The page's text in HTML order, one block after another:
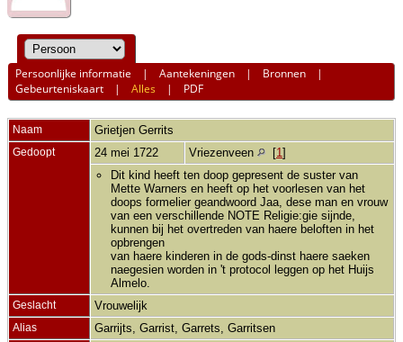
Persoonlijke informatie |Aantekeningen | Bronnen |
Gebeurteniskaart |Alles | PDF
Naam Grietjen Gerrits
Gedoopt 24 mei 1722 Vriezenveen [1 ]
Dit kind heeft ten doop gepresent de suster van
Mette Warners en heeft op het voorlesen van het
doops formelier geandwoord Jaa, dese man en vrouw
van een verschillende NOTE Religie:gie sijnde,
kunnen bij het overtreden van haere beloften in het
opbrengen
van haere kinderen in de gods-dinst haere saeken
naegesien worden in 't protocol leggen op het Huijs
Almelo.
Geslacht Vrouwelijk
Alias Garrijts, Garrist, Garrets, Garritsen